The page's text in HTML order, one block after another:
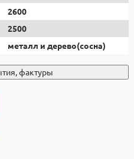
2600
2500
металл и дерево(сосна)
фактуры